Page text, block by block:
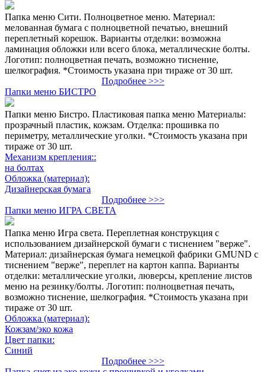
Папка меню Сити. Полноцветное меню. Материал:
мелованная бумага с полноцветной печатью, внешний
переплетный корешок. Варианты отделки: возможна
ламинация обложки или всего блока, металлические болты.
Логотип: полноцветная печать, возможно тиснение,
шелкография. *Стоимость указана при тираже от 30 шт.
Подробнее >>>
Папки меню БИСТРО
Папки меню Бистро. Пластиковая папка меню Материалы:
прозрачный пластик, кожзам. Отделка: прошивка по
периметру, металлические уголки. *Стоимость указана при
тираже от 30 шт.
Механизм крепления::
на болтах
Обложка (материал):
Дизайнерская бумага
Подробнее >>>
Папки меню ИГРА СВЕТА
Папка меню Игра света. Переплетная конструкция с
использованием дизайнерской бумаги с тиснением "верже".
Материал: дизайнерская бумага немецкой фабрики GMUND с
тиснением "верже", переплет на картон каппа. Варианты
отделки: металлические уголки, люверсы, крепление листов
меню на резинку/болты. Логотип: полноцветная печать,
возможно тиснение, шелкография. *Стоимость указана при
тираже от 30 шт.
Обложка (материал):
Кожзам/эко кожа
Цвет папки:
Синий
Подробнее >>>